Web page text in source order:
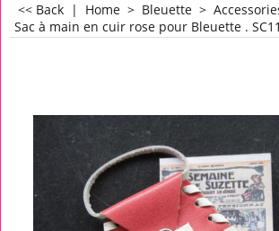
<< Back | Home > Bleuette >
Sac à main en cuir rose pour Bleuette .